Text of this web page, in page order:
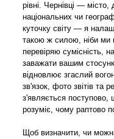
рівні. Чернівці —
національних чи
куточку світу — я
такою ж силою, ніби ми
перевіряю сумісність,
заважати вашим
відновлює згаслий
зв'язок, фото звітів та
з'являється
розуміє, чому раптово
Щоб визначити, чи